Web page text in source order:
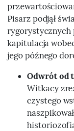
Pisarz podjął
rygorystycznych
kapitulacja
jego późnego
Odwrót od
Witkacy
czystego